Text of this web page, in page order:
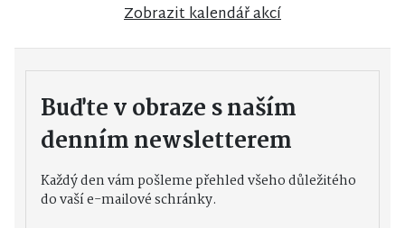
Zobrazit kalendář akcí
Buďte v obraze s naším
denním newsletterem
Každý den vám pošleme přehled všeho důležitého
do vaší e-mailové schránky.